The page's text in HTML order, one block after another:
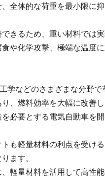
全体的な荷重を最小限に
きるため、重い材料では
や化学攻撃、極端な温度
などのさまざまな分野
、燃料効率を大幅に改善し
必要とする電気自動車を
も軽量材料の利点を受け
ます。
軽量材料を活用して高性